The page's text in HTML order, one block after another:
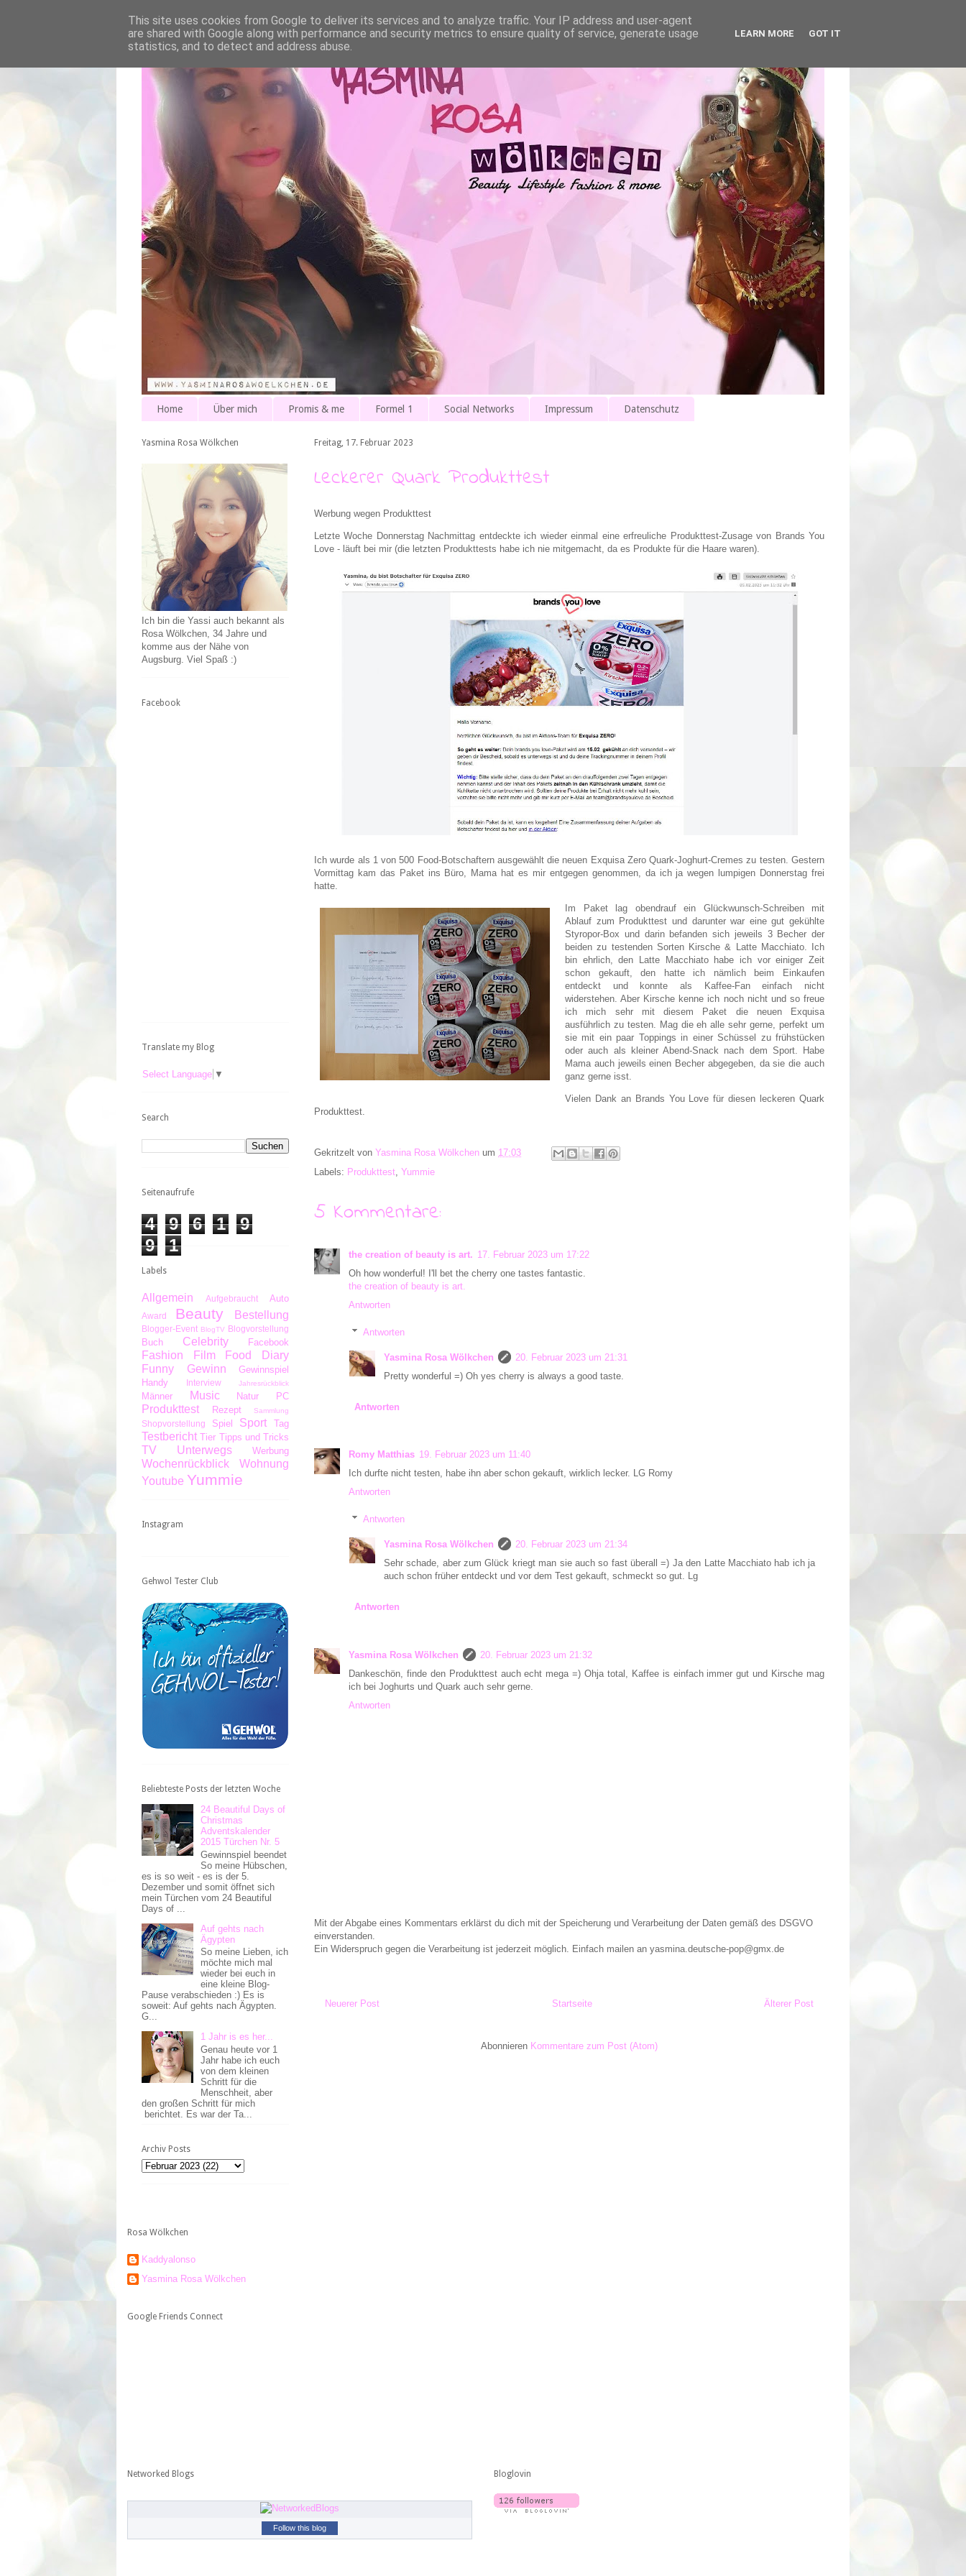
Home Über mich Promis & me Formel 1 Social Networks Impressum Datenschutz
Freitag, 17. Februar 2023
Leckerer Quark Produkttest
Werbung wegen Produkttest
Letzte Woche Donnerstag Nachmittag entdeckte ich wieder einmal eine erfreuliche Produkttest-Zusage von Brands You
Love - läuft bei mir (die letzten Produkttests habe ich nie mitgemacht, da es Produkte für die Haare waren).
Ich wurde als 1 von 500 Food-Botschaftern ausgewählt die neuen Exquisa Zero Quark-Joghurt-Cremes zu testen. Gestern
Vormittag kam das Paket ins Büro, Mama hat es mir entgegen genommen, da ich ja wegen lumpigen Donnerstag frei
hatte.
Im Paket lag obendrauf ein Glückwunsch-Schreiben mit
Ablauf zum Produkttest und darunter war eine gut gekühlte
Styropor-Box und darin befanden sich jeweils 3 Becher der
beiden zu testenden Sorten Kirsche & Latte Macchiato. Ich
bin ehrlich, den Latte Macchiato habe ich vor einiger Zeit
schon gekauft, den hatte ich nämlich beim Einkaufen
entdeckt und konnte als Kaffee-Fan einfach nicht
widerstehen. Aber Kirsche kenne ich noch nicht und so freue
ich mich sehr mit diesem Paket die neuen Exquisa
ausführlich zu testen. Mag die eh alle sehr gerne, perfekt um
sie mit ein paar Toppings in einer Schüssel zu frühstücken
oder auch als kleiner Abend-Snack nach dem Sport. Habe
Mama auch jeweils einen Becher abgegeben, da sie die auch
ganz gerne isst.
Vielen Dank an Brands You Love für diesen leckeren Quark
Produkttest.
Gekritzelt von Yasmina Rosa Wölkchen um 17:03
Labels: Produkttest Yummie
5 Kommentare:
the creation of beauty is art. 17. Februar 2023 um 17:22
Oh how wonderful! I'll bet the cherry one tastes fantastic.
the creation of beauty is art.
Antworten
Antworten
Yasmina Rosa Wölkchen
20. Februar 2023 um 21:31
Pretty wonderful =) Oh yes cherry is always a good taste.
Antworten
Romy Matthias 19. Februar 2023 um 11:40
Ich durfte nicht testen, habe ihn aber schon gekauft, wirklich lecker. LG Romy
Antworten
Antworten
Yasmina Rosa Wölkchen
20. Februar 2023 um 21:34
Sehr schade, aber zum Glück kriegt man sie auch so fast überall =) Ja den Latte Macchiato hab ich ja
auch schon früher entdeckt und vor dem Test gekauft, schmeckt so gut. Lg
Antworten
Yasmina Rosa Wölkchen
20. Februar 2023 um 21:32
Dankeschön, finde den Produkttest auch echt mega =) Ohja total, Kaffee is einfach immer gut und Kirsche mag
ich bei Joghurts und Quark auch sehr gerne.
Antworten
Mit der Abgabe eines Kommentars erklärst du dich mit der Speicherung und Verarbeitung der Daten gemäß des DSGVO
einverstanden.
Ein Widerspruch gegen die Verarbeitung ist jederzeit möglich. Einfach mailen an yasmina.deutsche-pop@gmx.de
Neuerer Post Älterer Post
Startseite
Abonnieren Kommentare zum Post (Atom)
Yasmina Rosa Wölkchen
Ich bin die Yassi auch bekannt als
Rosa Wölkchen, 34 Jahre und
komme aus der Nähe von
Augsburg. Viel Spaß :)
Facebook
Translate my Blog
Select Language ▼
Search
Seitenaufrufe
4 9 6 1
9
9
1
Labels
Allgemein Aufgebraucht Auto
Award Beauty Bestellung
Blogger-Event BlogTV Blogvorstellung
Buch Celebrity Facebook
Fashion Film
Food Diary
Funny
Gewinn
Gewinnspiel
Handy
Interview Jahresrückblick
Männer Music Natur PC
Produkttest Rezept Sammlung
Shopvorstellung Spiel Sport Tag
Testbericht Tier Tipps und Tricks
TV Unterwegs Werbung
Wochenrückblick
Wohnung
Youtube Yummie
Instagram
Gehwol Tester Club
Beliebteste Posts der letzten Woche
24 Beautiful Days of
Christmas
Adventskalender
2015 Türchen Nr. 5
Gewinnspiel beendet
So meine Hübschen,
es is so weit - es is der 5.
Dezember und somit öffnet sich
mein Türchen vom 24 Beautiful
Days of ...
Auf gehts nach
Ägypten
So meine Lieben, ich
möchte mich mal
wieder bei euch in
eine kleine Blog-
Pause verabschieden :) Es is
soweit: Auf gehts nach Ägypten.
G...
1 Jahr is es her...
Genau heute vor 1
Jahr habe ich euch
von dem kleinen
Schritt für die
Menschheit, aber
den großen Schritt für mich
berichtet. Es war der Ta...
Archiv Posts
Rosa Wölkchen
Kaddyalonso
Yasmina Rosa Wölkchen
Google Friends Connect
Networked Blogs
Follow this blog
Bloglovin
This site uses cookies from Google to deliver its services and to analyze traffic. Your IP address and user-agent
are shared with Google along with performance and security metrics to ensure quality of service, generate usage
statistics, and to detect and address abuse.
LEARN MORE GOT IT